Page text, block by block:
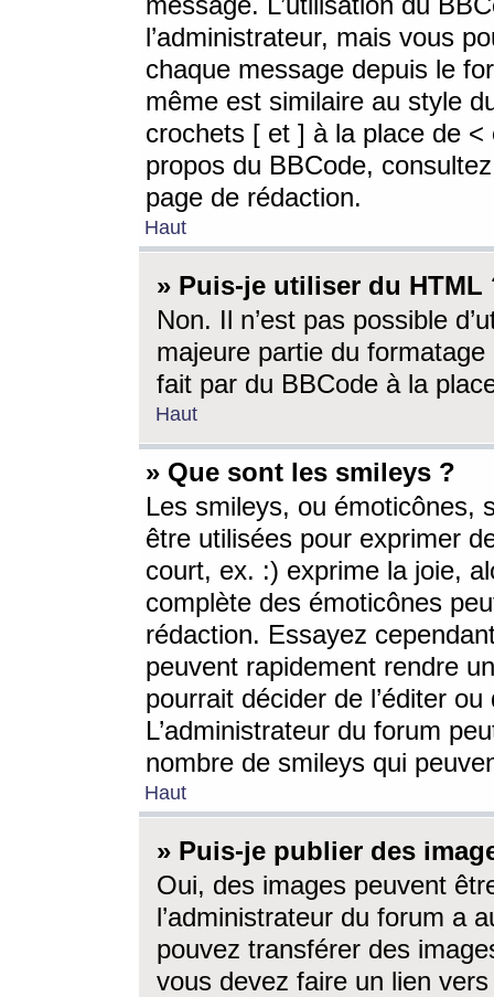
l’administrateur, mais vous
chaque message depuis le
même est similaire au style
crochets [ et ] à la place de <
propos du BBCode,
page de rédaction.
Haut
» Puis-je utiliser du HTML
Non. Il n’est pas possible
majeure partie du
fait par du BBCode à la
Haut
» Que sont les smileys ?
Les smileys, ou émoticônes,
être utilisées pour exprimer
court, ex. :) exprime la joie,
complète des émoticônes
rédaction. Essayez
peuvent rapidement rendre
pourrait décider de l’éditer
L’administrateur du forum
nombre de smileys qui
Haut
» Puis-je publier des
Oui, des images peuvent
l’administrateur du forum a
pouvez transférer des
vous devez faire un lien